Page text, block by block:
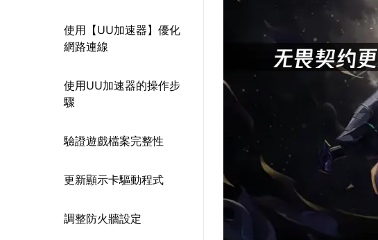
使用【UU加速器】優化
網路連線
使用UU加速器的操作步
驟
驗證遊戲檔案完整性
更新顯示卡驅動程式
調整防火牆設定